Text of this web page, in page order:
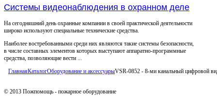
Системы видеонаблюдения в охранном деле
На сегодняшний день охранные компании в своей практической деятельности
широко используют специальные технические средства.
Наиболее востребованными среди них являются такие системы безопасности,
в числе составных элементов которых выступают аппаратно-программные
средства, позволяющие вести ...
ГлавнаяКаталогОборудование и аксессуарыVSR-0852 - 8-ми канальный цифровой
© 2013 Пожпомощь - пожарное оборудование